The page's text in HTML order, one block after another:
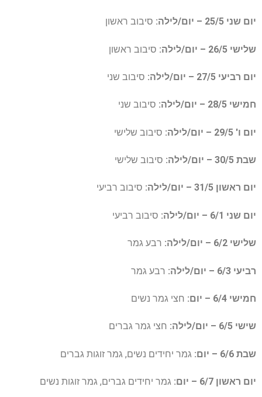
יום שני 25/5 – יום/לילה: סיבוב ראשון
שלישי 26/5 – יום/לילה: סיבוב ראשון
יום רביעי 27/5 – יום/לילה: סיבוב שני
חמישי 28/5 – יום/לילה: סיבוב שני
יום ו' 29/5 – יום/לילה: סיבוב שלישי
שבת 30/5 – יום/לילה: סיבוב שלישי
יום ראשון 31/5 – יום/לילה: סיבוב רביעי
יום שני 6/1 – יום/לילה: סיבוב רביעי
שלישי 6/2 – יום/לילה: רבע גמר
רביעי 6/3 – יום/לילה: רבע גמר
חמישי 6/4 – יום: חצי גמר נשים
שישי 6/5 – יום/לילה: חצי גמר גברים
שבת 6/6 – יום: גמר יחידים נשים, גמר זוגות גברים
יום ראשון 6/7 – יום: גמר יחידים גברים, גמר זוגות נשים